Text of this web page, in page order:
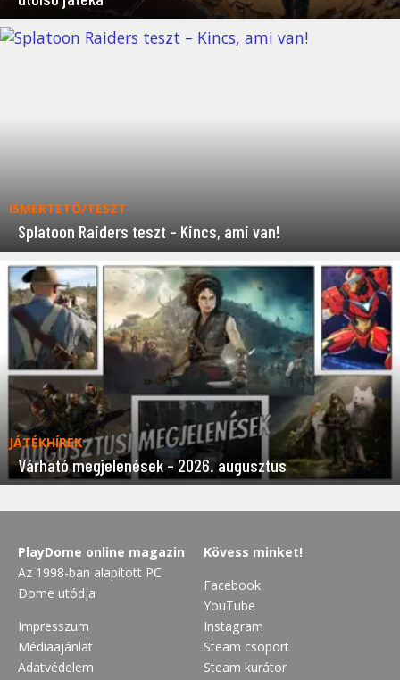
ISMERTETŐ/TESZT
Splatoon Raiders teszt – Kincs, ami van!
JÁTÉKHÍREK
Várható megjelenések – 2026. augusztus
PlayDome online magazin
Az 1998-ban alapított PC
Dome utódja
Impresszum
Médiaajánlat
Adatvédelem
Kövess minket!
Facebook
YouTube
Instagram
Steam csoport
Steam kurátor